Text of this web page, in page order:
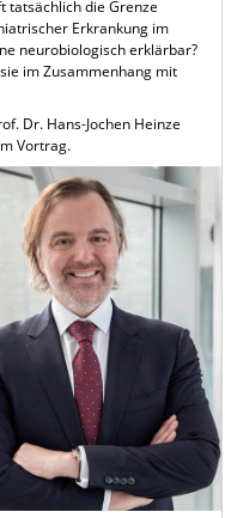
tatsächlich die Grenze
Erkrankung im
neurobiologisch erklärbar?
im Zusammenhang mit
Dr. Hans-Jochen Heinze
Vortrag.